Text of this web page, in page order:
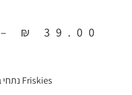
₪ 39.00
–
Friskies נתחי ברביקיו לחתול